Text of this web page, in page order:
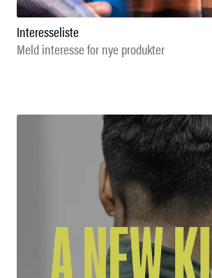
Interesseliste
Meld interesse for nye produkter